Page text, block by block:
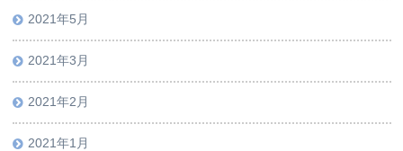
2021年5月
2021年3月
2021年2月
2021年1月